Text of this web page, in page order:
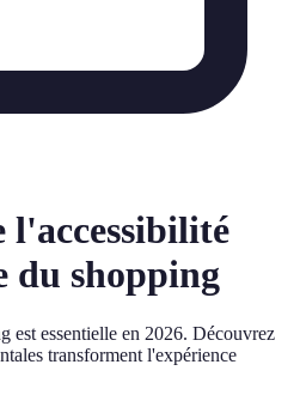
l'accessibilité
du shopping
est essentielle en 2026. Découvrez
transforment l'expérience